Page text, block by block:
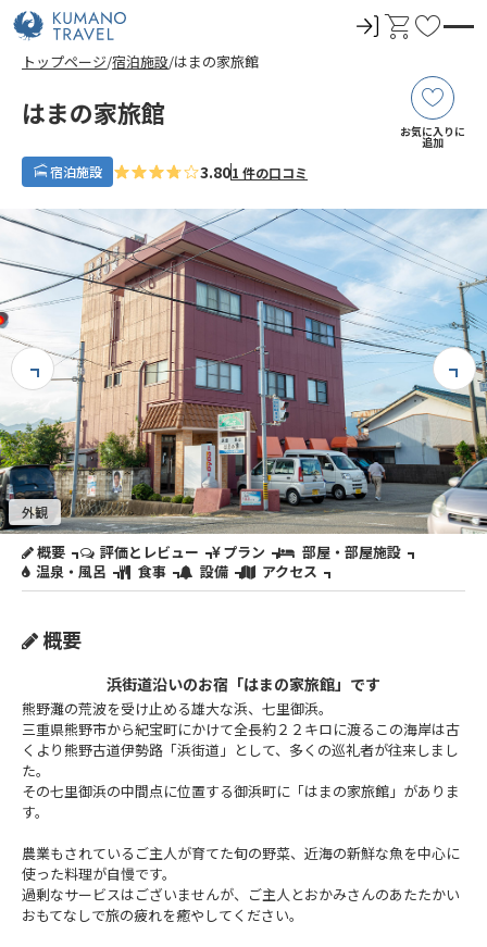
ロ カ お
に
入
り
トップページ 宿泊施設 はまの家旅館
はまの家旅館
お気に入りに
追加
宿泊施設 3.801 件の口コミ
外観
概要 評価とレビュー プラン
部屋・部屋施設
温泉・風呂
食事 設備 アクセス
概要
浜街道沿いのお宿「はまの家旅館」です
熊野灘の荒波を受け止める雄大な浜、七里御浜。
三重県熊野市から紀宝町にかけて全長約２２キロに渡るこの海岸は古
くより熊野古道伊勢路「浜街道」として、多くの巡礼者が往来しまし
た。
その七里御浜の中間点に位置する御浜町に「はまの家旅館」がありま
す。
農業もされているご主人が育てた旬の野菜、近海の新鮮な魚を中心に
使った料理が自慢です。
過剰なサービスはございませんが、ご主人とおかみさんのあたたかい
おもてなしで旅の疲れを癒やしてください。